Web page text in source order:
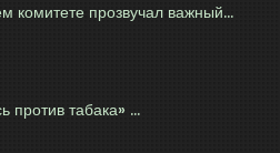
комитете прозвучал важный...
против табака» ...